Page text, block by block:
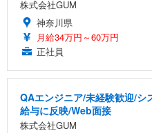
株式会社GUM
神奈川県
月給34万円～60万円
正社員
QAエンジニア/未経験歓迎/シ
給与に反映/Web面接
株式会社GUM